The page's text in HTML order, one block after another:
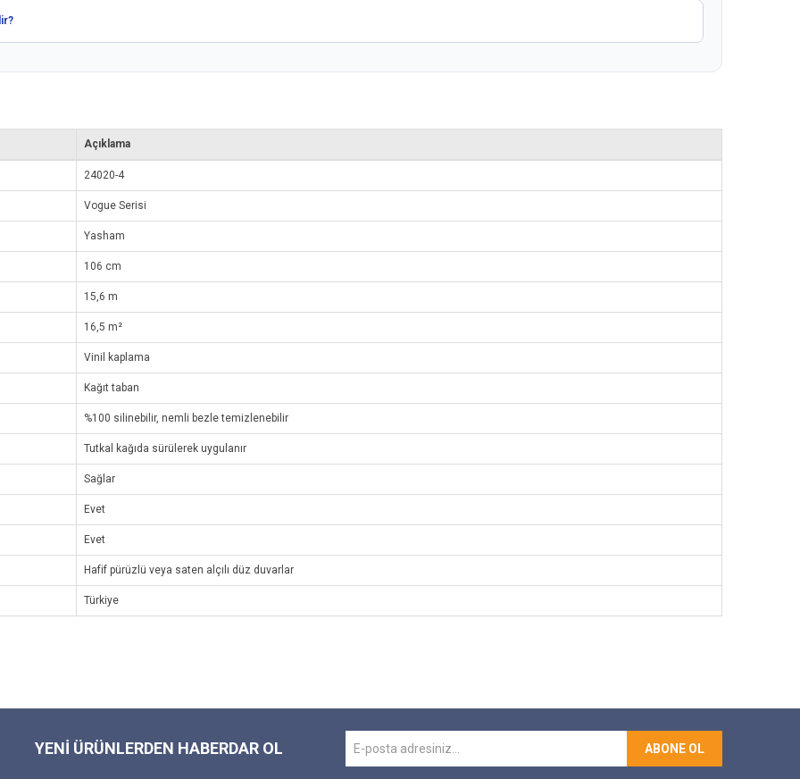
Açıklama
24020-4
Vogue Serisi
Yasham
106 cm
15,6 m
16,5 m²
Vinil kaplama
Kağıt taban
%100 silinebilir, nemli bezle temizlenebilir
Tutkal kağıda sürülerek uygulanır
Sağlar
Evet
Evet
Hafif pürüzlü veya saten alçılı düz duvarlar
Türkiye
YENI ÜRÜNLERDEN HABERDAR OL ABONE OL